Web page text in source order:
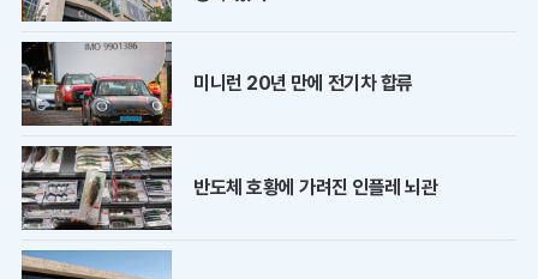
미니런 20년 만에 전기차 합류
반도체 호황에 가려진 인플레 뇌관